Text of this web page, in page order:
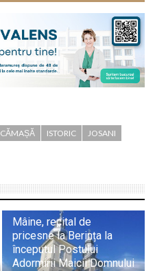
CĂMAȘĂ ISTORIC
JOSANI
Mâine, recital de
pricesne la Berința la
începutul Postului
Adormirii Maicii Domnului